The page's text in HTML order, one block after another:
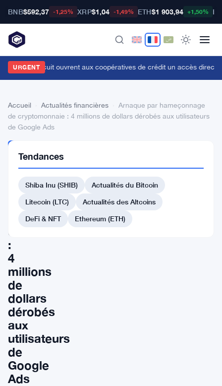
BNB$592,37 -1,25% XRP$1,04 -1,49% ETH$1 903,94 +1,50%
URGENT
et Circuit ouvrent aux coopératives de crédit un accès direct
Accueil Actualités financières
Arnaque par hameçonnage
de cryptomonnaie : 4 millions de dollars dérobés aux utilisateurs
de Google Ads
FINANCIÈRES
par
hameçonnage
cryptomonnaie
:
4
millions
de
dollars
dérobés
aux
utilisateurs
de
Google
Ads
Tendances
Shiba Inu (SHIB)
Actualités du Bitcoin
Litecoin (LTC)
Actualités des Altcoins
DeFi & NFT
Ethereum (ETH)